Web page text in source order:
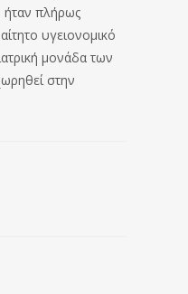
ήταν πλήρως
υγειονομικό
μονάδα των
στην